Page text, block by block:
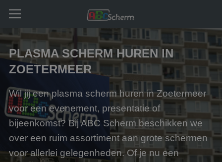
PLASMA SCHERM HUREN IN
ZOETERMEER
Wil jij een plasma scherm huren in Zoetermeer
voor een evenement, presentatie of
bijeenkomst? Bij ABC Scherm beschikken we
over een ruim assortiment aan grote schermen
voor allerlei gelegenheden. Of je nu een